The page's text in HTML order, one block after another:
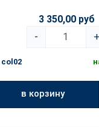
3 350,00 руб
-
+
col02
в корзину